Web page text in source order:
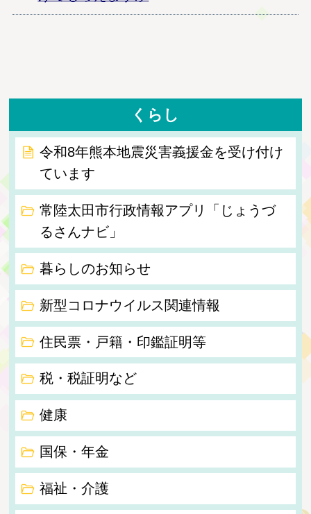
くらし
令和8年熊本地震災害義援金を受け付け
ています
常陸太田市行政情報アプリ「じょうづ
るさんナビ」
暮らしのお知らせ
新型コロナウイルス関連情報
住民票・戸籍・印鑑証明等
税・税証明など
健康
国保・年金
福祉・介護